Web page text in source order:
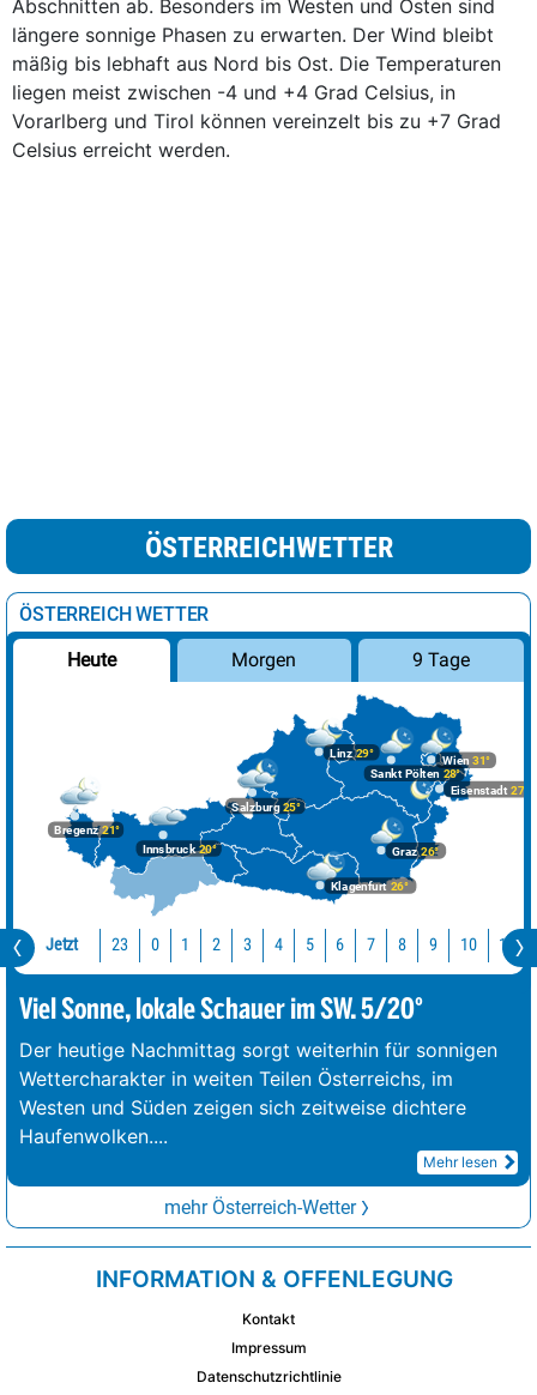
Abschnitten ab. Besonders im Westen und Osten sind
längere sonnige Phasen zu erwarten. Der Wind bleibt
mäßig bis lebhaft aus Nord bis Ost. Die Temperaturen
liegen meist zwischen -4 und +4 Grad Celsius, in
Vorarlberg und Tirol können vereinzelt bis zu +7 Grad
Celsius erreicht werden.
ÖSTERREICHWETTER
ÖSTERREICH WETTER
Heute Morgen 9 Tage
Bregenz21°
Graz26°
Innsbruck20°
Klagenfurt 26°
Linz29°
Salzburg25°
Wien 31°
Eisenstadt 27°
Sankt Pölten 28°
Jetzt 23 0 1 2 3 4 5 6 7 8 9 10 11
Viel Sonne, lokale Schauer im SW. 5/20°
Der heutige Nachmittag sorgt weiterhin für sonnigen
Wettercharakter in weiten Teilen Österreichs, im
Westen und Süden zeigen sich zeitweise dichtere
Haufenwolken....
Mehr lesen
mehr Österreich-Wetter
INFORMATION & OFFENLEGUNG
Kontakt
Impressum
Datenschutzrichtlinie